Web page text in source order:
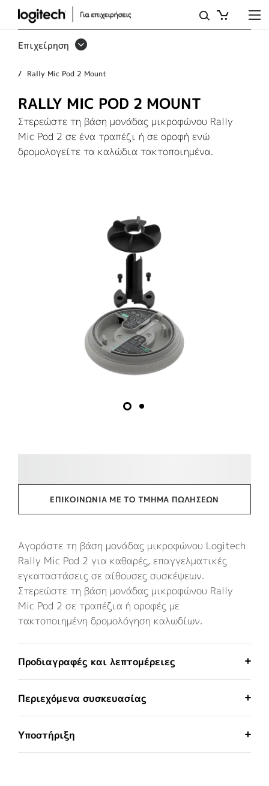
RALLY
MIC
POD
MOUNT
Επιχείρηση
Rally Mic Pod 2 Mount
RALLY MIC POD 2 MOUNT
Στερεώστε τη βάση μονάδας μικροφώνου Rally
Mic Pod 2 σε ένα τραπέζι ή σε οροφή ενώ
δρομολογείτε τα καλώδια τακτοποιημένα.
ΕΠΙΚΟΙΝΩΝΊΑ ΜΕ ΤΟ ΤΜΉΜΑ ΠΩΛΉΣΕΩΝ
Αγοράστε τη βάση μονάδας μικροφώνου Logitech
Rally Mic Pod 2 για καθαρές, επαγγελματικές
εγκαταστάσεις σε αίθουσες συσκέψεων.
Στερεώστε τη βάση μονάδας μικροφώνου Rally
Mic Pod 2 σε τραπέζια ή οροφές με
τακτοποιημένη δρομολόγηση καλωδίων.
Προδιαγραφές και λεπτομέρειες
Περιεχόμενα συσκευασίας
Υποστήριξη